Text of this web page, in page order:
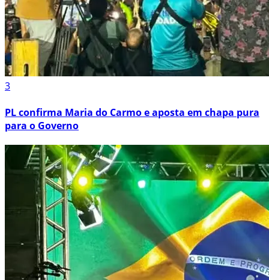
3
PL confirma Maria do Carmo e aposta em chapa pura
para o Governo